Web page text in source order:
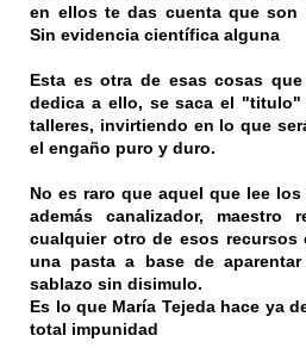
en ellos te das cuenta que son
Sin evidencia científica alguna
Esta es otra de esas cosas
dedica a ello, se saca el
talleres, invirtiendo en lo que
el engaño puro y duro.
No es raro que aquel que lee
además canalizador, maestro
cualquier otro de esos recursos
una pasta a base de
sablazo sin disimulo.
Es lo que María Tejeda hace ya
total impunidad